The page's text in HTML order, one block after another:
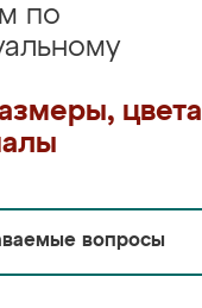
по
цвета
вопросы